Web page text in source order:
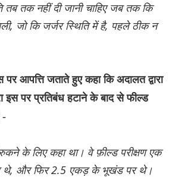
तब तक नहीं दी जानी चाहिए जब तक कि
जो कि जर्जर स्थिति में है, पहले ठीक न
पर आपत्ति जताते हुए कहा कि अदालत द्वारा
इस पर प्रतिबंध हटाने के बाद से फील्ड
-
के लिए कहा था। वे फ़ील्ड परीक्षण एक
और फिर 2.5 एकड़ के भूखंड पर थे।